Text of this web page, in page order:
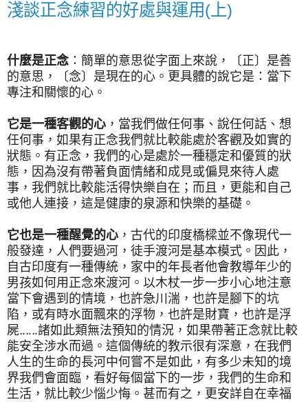
淺談正念練習的好處與運用(上)
什麼是正念：簡單的意思從字面上來說，〔正〕是善
的意思，〔念〕是現在的心。更具體的說它是：當下
專注和關懷的心。
它是一種客觀的心 ，當我們做任何事、說任何話、想
任何事，如果有正念我們就比較能處於客觀及如實的
狀態。有正念，我們的心是處於一種穩定和優質的狀
態，因為沒有帶著負面情緒和成見或偏見來待人處
事，我們就比較能活得快樂自在；而且，更能和自己
或他人連接，這是健康的泉源和快樂的基礎。
它也是一種醒覺的心 ，古代的印度橋樑並不像現代一
般發達，人們要過河，徒手渡河是基本模式。因此，
自古印度有一種傳統，家中的年長者他會教導年少的
男孩如何用正念來渡河。以木杖一步一步小心地注意
當下會遇到的情境，也許急川湍，也許是腳下的坑
陷，或有時水面飄來的浮物，也許是財寶，也許是浮
屍‥‥‥諸如此類無法預知的情況，如果帶著正念就比較
能安全涉水而過。這個傳統的教示很有深意，在我們
人生的生命的長河中何嘗不是如此，有多少未知的境
界我們會面臨，看好每個當下的一步，我們的生命和
生活，就比較少惱少悔。甚而有之，更安詳自在幸福